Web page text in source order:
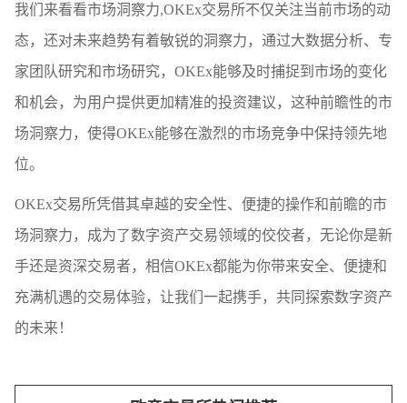
我们来看看市场洞察力,OKEx交易所不仅关注当前市场的动
态，还对未来趋势有着敏锐的洞察力，通过大数据分析、专
家团队研究和市场研究，OKEx能够及时捕捉到市场的变化
和机会，为用户提供更加精准的投资建议，这种前瞻性的市
场洞察力，使得OKEx能够在激烈的市场竞争中保持领先地
位。
OKEx交易所凭借其卓越的安全性、便捷的操作和前瞻的市
场洞察力，成为了数字资产交易领域的佼佼者，无论你是新
手还是资深交易者，相信OKEx都能为你带来安全、便捷和
充满机遇的交易体验，让我们一起携手，共同探索数字资产
的未来！